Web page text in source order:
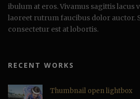
ibulum at eros. Vivamus sagittis lacus
laoreet rutrum faucibus dolor auctor.
consectetur est at lobortis.
RECENT WORKS
Thumbnail open lightbox